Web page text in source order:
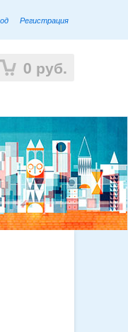
Регистрация
0 руб.